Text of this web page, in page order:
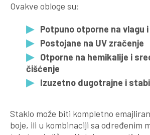
Ovakve obloge su:
Potpuno otporne na vlagu
Postojane na UV zračenje
Otporne na hemikalije i
čišćenje
Izuzetno dugotrajne i
Staklo može biti kompletno
boje, ili u kombinaciji sa određenim